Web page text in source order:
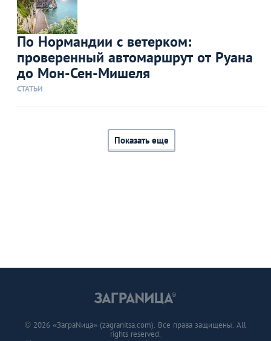
По Нормандии с ветерком:
проверенный автомаршрут от Руана
до Мон-Сен-Мишеля
СТАТЬИ
Показать еще
© 2026 «ЗаграNица» (zagranitsa.com). Все права защищены. All
rights reserved.